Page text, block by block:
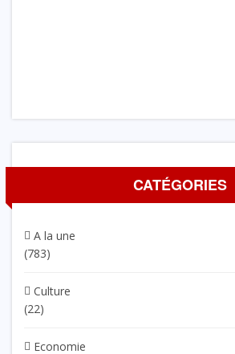
CATÉGORIES
A la une
(783)
Culture
(22)
Economie